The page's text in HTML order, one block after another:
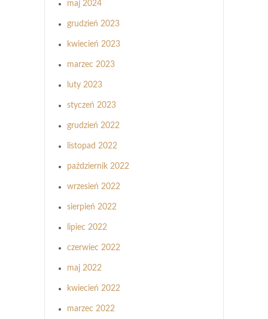
maj 2024
grudzień 2023
kwiecień 2023
marzec 2023
luty 2023
styczeń 2023
grudzień 2022
listopad 2022
październik 2022
wrzesień 2022
sierpień 2022
lipiec 2022
czerwiec 2022
maj 2022
kwiecień 2022
marzec 2022